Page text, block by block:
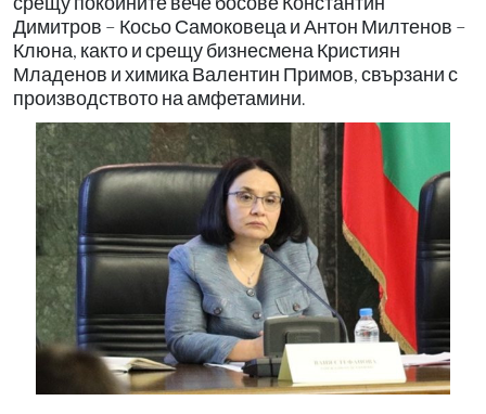
Димитров – Косьо Самоковеца и Антон Милтенов –
Клюна, както и срещу бизнесмена Кристиян
Младенов и химика Валентин Примов, свързани с
производството на амфетамини.